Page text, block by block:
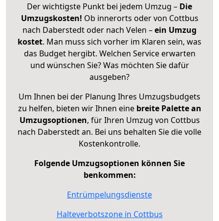
Der wichtigste Punkt bei jedem Umzug – Die
Umzugskosten! Ob innerorts oder von Cottbus
nach Daberstedt oder nach Velen –ein Umzug
kostet. Man muss sich vorher im Klaren sein, was
das Budget hergibt. Welchen Service erwarten
und wünschen Sie? Was möchten Sie dafür
ausgeben?
Um Ihnen bei der Planung Ihres Umzugsbudgets
zu helfen, bieten wir Ihnen eine breite Palette an
Umzugsoptionen, für Ihren Umzug von Cottbus
nach Daberstedt an. Bei uns behalten Sie die volle
Kostenkontrolle.
Folgende Umzugsoptionen können Sie
benkommen:
Entrümpelungsdienste
Halteverbotszone in Cottbus